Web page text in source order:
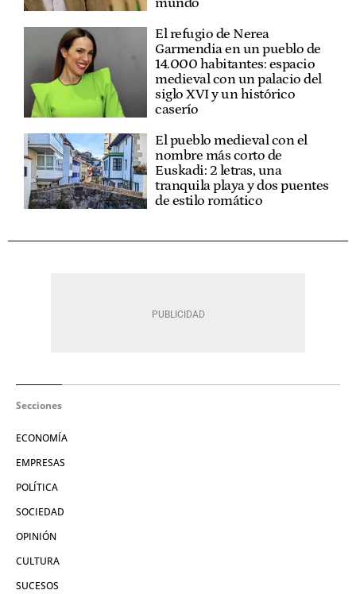
El refugio de Nerea
Garmendia en un pueblo de
14.000 habitantes: espacio
medieval con un palacio del
siglo XVI y un histórico
caserío
El pueblo medieval con el
nombre más corto de
Euskadi: 2 letras, una
tranquila playa y dos puentes
de estilo romático
Secciones
ECONOMÍA
EMPRESAS
POLÍTICA
SOCIEDAD
OPINIÓN
CULTURA
SUCESOS